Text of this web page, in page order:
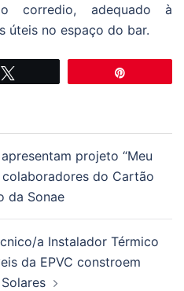
corredio, adequado à
úteis no espaço do bar.
projeto “Meu
colaboradores do Cartão
da Sonae
a Instalador Térmico
da EPVC constroem